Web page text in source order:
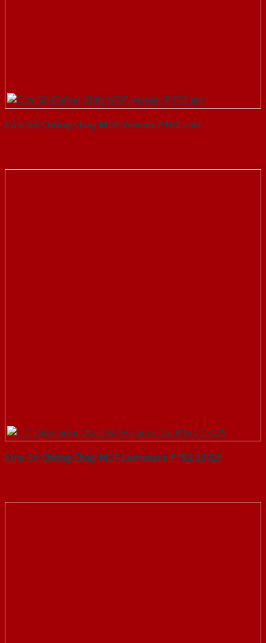
Cửa Gỗ Chống Cháy MDF Veneer P1R2 ash
Cửa Gỗ Chống Cháy MDF Laminate P1R2 23029